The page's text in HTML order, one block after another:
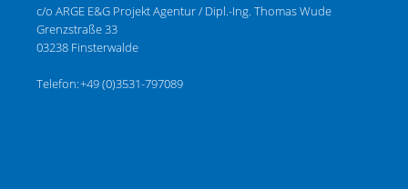
c/o ARGE E&G Projekt Agentur / Dipl.-Ing. Thomas Wude
Grenzstraße 33
03238 Finsterwalde
Telefon:+49 (0)3531-797089